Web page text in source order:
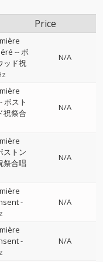
Price
--ボ
ッド祝
N/A
ボスト
祝祭合
N/A
ストン
祭合唱
N/A
-
N/A
-
N/A